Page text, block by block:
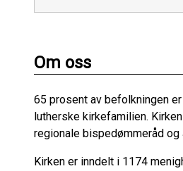
Om oss
65 prosent av befolkningen
lutherske kirkefamilien.
regionale bispedømmeråd og
Kirken er inndelt i 1174